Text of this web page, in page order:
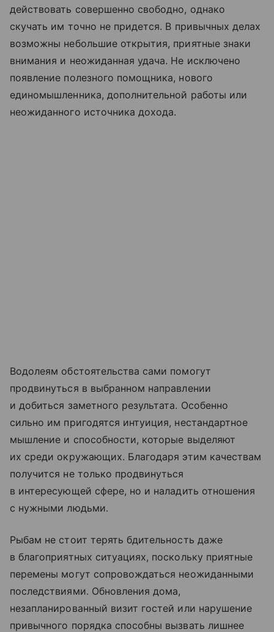
действовать совершенно свободно, однако
скучать им точно не придется. В привычных делах
возможны небольшие открытия, приятные знаки
внимания и неожиданная удача. Не исключено
появление полезного помощника, нового
единомышленника, дополнительной работы или
неожиданного источника дохода.
Водолеям обстоятельства сами помогут
продвинуться в выбранном направлении
и добиться заметного результата. Особенно
сильно им пригодятся интуиция, нестандартное
мышление и способности, которые выделяют
их среди окружающих. Благодаря этим качествам
получится не только продвинуться
в интересующей сфере, но и наладить отношения
с нужными людьми.
Рыбам не стоит терять бдительность даже
в благоприятных ситуациях, поскольку приятные
перемены могут сопровождаться неожиданными
последствиями. Обновления дома,
незапланированный визит гостей или нарушение
привычного порядка способны вызвать лишнее